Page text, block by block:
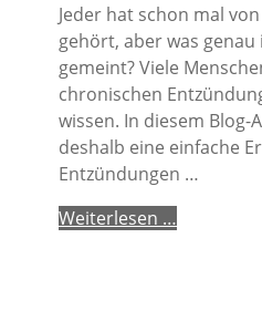
Jeder hat schon mal
gehört, aber was
gemeint? Viele
chronischen
wissen. In diesem
deshalb eine einfache
Entzündungen …
Weiterlesen …